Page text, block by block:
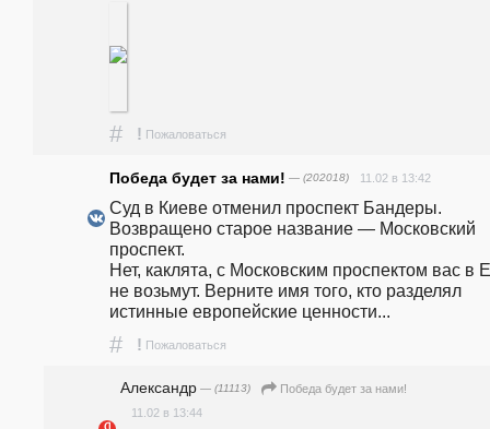
# ! Пожаловаться
Победа будет за нами! — (202018) 11.02 в 13:42
Суд в Киеве отменил проспект Бандеры.
Возвращено старое название — Московский
проспект.
Нет, каклята, с Московским проспектом вас в
не возьмут. Верните имя того, кто разделял
истинные европейские ценности...
# ! Пожаловаться
Александр — (11113)
Победа будет за нами!
11.02 в 13:44